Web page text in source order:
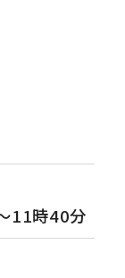
11時40分